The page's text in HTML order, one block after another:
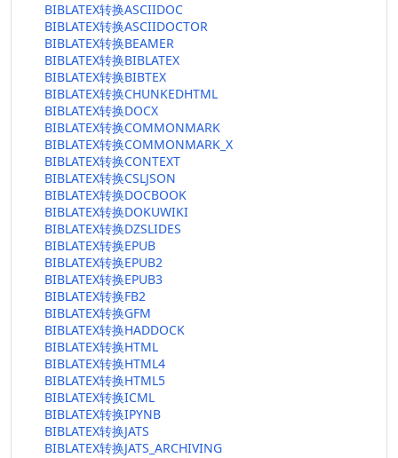
BIBLATEX转换ASCIIDOC
BIBLATEX转换ASCIIDOCTOR
BIBLATEX转换BEAMER
BIBLATEX转换BIBLATEX
BIBLATEX转换BIBTEX
BIBLATEX转换CHUNKEDHTML
BIBLATEX转换DOCX
BIBLATEX转换COMMONMARK
BIBLATEX转换COMMONMARK_X
BIBLATEX转换CONTEXT
BIBLATEX转换CSLJSON
BIBLATEX转换DOCBOOK
BIBLATEX转换DOKUWIKI
BIBLATEX转换DZSLIDES
BIBLATEX转换EPUB
BIBLATEX转换EPUB2
BIBLATEX转换EPUB3
BIBLATEX转换FB2
BIBLATEX转换GFM
BIBLATEX转换HADDOCK
BIBLATEX转换HTML
BIBLATEX转换HTML4
BIBLATEX转换HTML5
BIBLATEX转换ICML
BIBLATEX转换IPYNB
BIBLATEX转换JATS
BIBLATEX转换JATS_ARCHIVING